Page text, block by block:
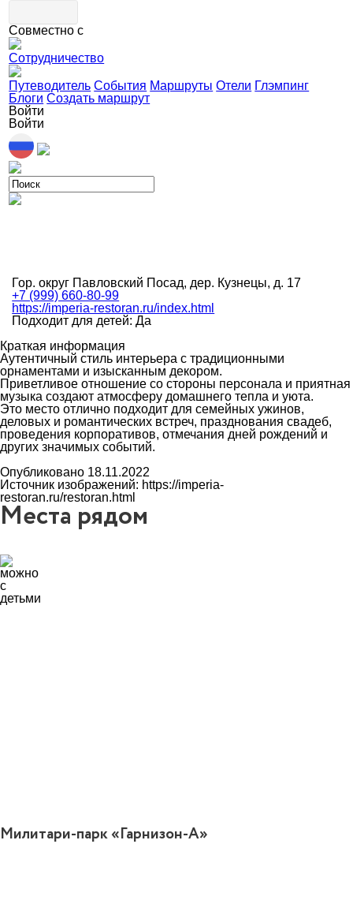
Совместно с
Сотрудничество
Путеводитель События Маршруты Отели Глэмпинг
Блоги Создать маршрут
Войти
Войти
Гор. округ Павловский Посад, дер. Кузнецы, д. 17
+7 (999) 660-80-99
https://imperia-restoran.ru/index.html
Подходит для детей: Да
Краткая информация
Аутентичный стиль интерьера с традиционными
орнаментами и изысканным декором.
Приветливое отношение со стороны персонала и приятная
музыка создают атмосферу домашнего тепла и уюта.
Это место отлично подходит для семейных ужинов,
деловых и романтических встреч, празднования свадеб,
проведения корпоративов, отмечания дней рождений и
других значимых событий.
Опубликовано 18.11.2022
Источник изображений: https://imperia-
restoran.ru/restoran.html
Места рядом
Милитари-парк «Гарнизон-А»